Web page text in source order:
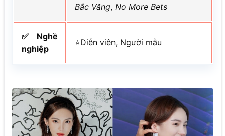
Bắc Vãng, No More Bets
✅Nghề
nghiệp
⭐Diễn viên, Người mẫu